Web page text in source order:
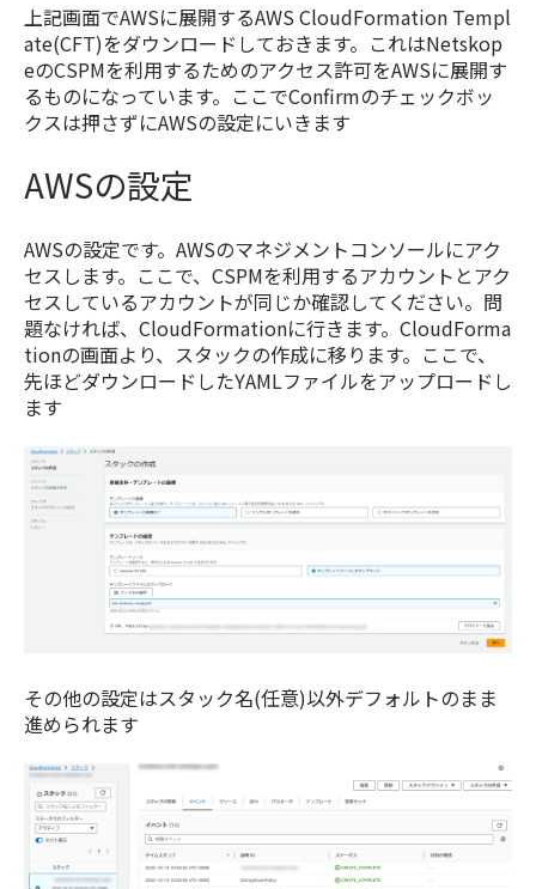
上記画面でAWSに展開するAWS CloudFormation Templ
ate(CFT)をダウンロードしておきます。これはNetskop
eのCSPMを利用するためのアクセス許可をAWSに展開す
るものになっています。ここでConfirmのチェックボッ
クスは押さずにAWSの設定にいきます
AWSの設定
AWSの設定です。AWSのマネジメントコンソールにアク
セスします。ここで、CSPMを利用するアカウントとアク
セスしているアカウントが同じか確認してください。問
題なければ、CloudFormationに行きます。CloudForma
tionの画面より、スタックの作成に移ります。ここで、
先ほどダウンロードしたYAMLファイルをアップロードし
ます
その他の設定はスタック名(任意)以外デフォルトのまま
進められます